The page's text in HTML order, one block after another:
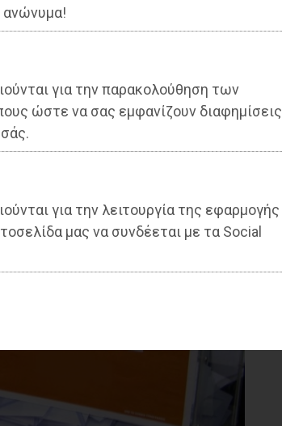
ανώνυμα!
για την παρακολούθηση των
ώστε να σας εμφανίζουν διαφημίσεις
για την λειτουργία της εφαρμογής
μας να συνδέεται με τα Social